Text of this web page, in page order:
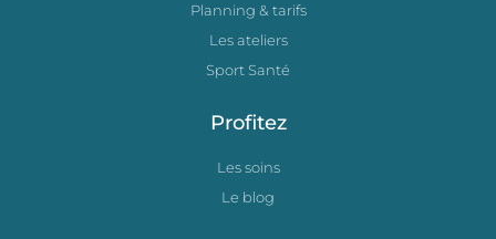
Planning & tarifs
Les ateliers
Sport Santé
Profitez
Les soins
Le blog